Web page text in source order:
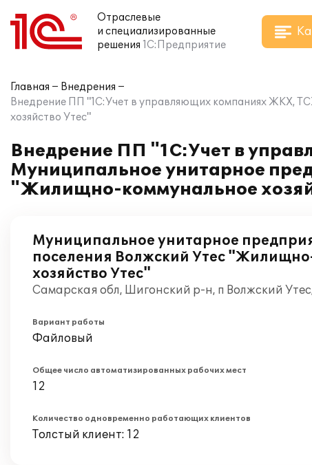
Отраслевые
и специализированные
решения 1С:Предприятие
Главная
Внедрения
Внедрение ПП "1C:Учет в управляющих компаниях ЖКХ,
хозяйство Утес"
Внедрение ПП "1C:Учет в
Муниципальное унитарное
"Жилищно-коммунальное
Муниципальное унитарное
поселения Волжский Утес
хозяйство Утес"
Самарская обл, Шигонский р-н, п Волжский
Вариант работы
Файловый
Общее число автоматизированных рабочих мест
12
Количество одновременно работающих клиентов
Толстый клиент: 12